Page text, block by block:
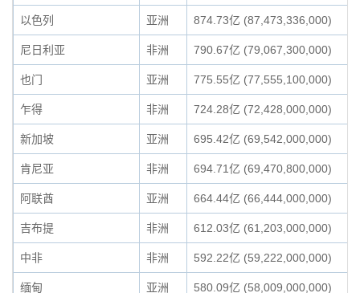
以色列 亚洲 874.73亿 (87,473,336,000)
尼日利亚 非洲 790.67亿 (79,067,300,000)
也门 亚洲 775.55亿 (77,555,100,000)
乍得 非洲 724.28亿 (72,428,000,000)
新加坡 亚洲 695.42亿 (69,542,000,000)
肯尼亚 非洲 694.71亿 (69,470,800,000)
阿联酋 亚洲 664.44亿 (66,444,000,000)
吉布提 非洲 612.03亿 (61,203,000,000)
中非 非洲 592.22亿 (59,222,000,000)
缅甸 亚洲 580.09亿 (58,009,000,000)